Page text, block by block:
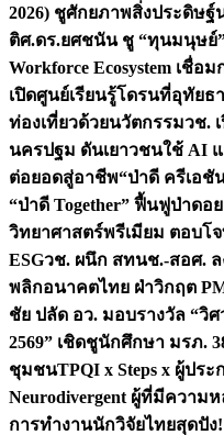
2026) ชูศักยภาพสิ่งประดิษ
ติศ.ดร.ยศชนัน ชู “ทุนมนุษย์
Workforce Ecosystem เชื่
เปิดศูนย์เรียนรู้โดรนที่อุทัย
ท่องเที่ยวด้วยนวัตกรรมวช.
นครปฐม ดันเยาวชนใช้ AI
ต่อยอดสู่อาชีพ“ป่าดี ครีเอชั
“ป่าดี Together” ฟื้นฟูป่าดอ
วิทยาศาสตร์พรีเมียม ตอบโ
ESGวช. ผนึก สทนช.-สอศ.
พลิกอนาคตไทย ฝ่าวิกฤต
ชัย ปลัด อว. มอบรางวัล “
2569” เชิดชูนักศึกษา มรภ.
ชุมชนTPQI x Steps x ผู้ปร
Neurodivergent ผู้ที่มีความ
การทำงานนักวิจัยไทยสุดปัง